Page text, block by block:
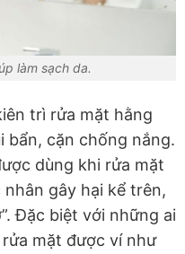
làm sạch da.
trì rửa mặt hằng
bẩn, cặn chống nắng.
dùng khi rửa mặt
gây hại kể trên,
Đặc biệt với những ai
mặt được ví như